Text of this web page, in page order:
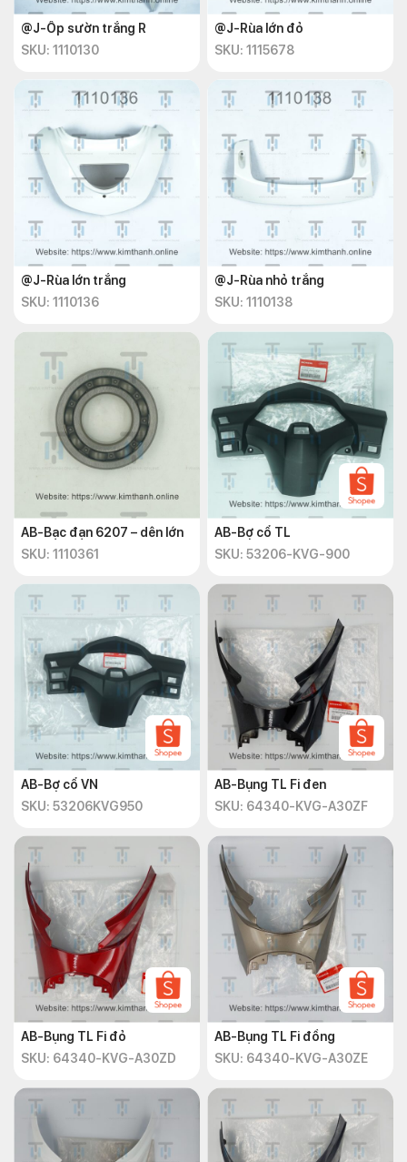
@J-Ốp sườn trắng R
SKU: 1110130
@J-Rùa lớn đỏ
SKU: 1115678
@J-Rùa lớn trắng
SKU: 1110136
@J-Rùa nhỏ trắng
SKU: 1110138
AB-Bạc đạn 6207 – dên lớn
SKU: 1110361
AB-Bợ cổ TL
SKU: 53206-KVG-900
AB-Bợ cổ VN
SKU: 53206KVG950
AB-Bụng TL Fi đen
SKU: 64340-KVG-A30ZF
AB-Bụng TL Fi đỏ
SKU: 64340-KVG-A30ZD
AB-Bụng TL Fi đồng
SKU: 64340-KVG-A30ZE